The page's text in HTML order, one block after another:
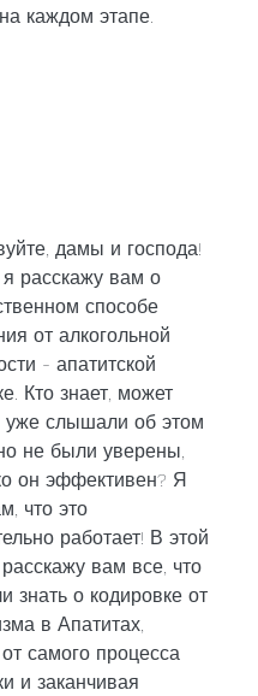
каждом этапе.
дамы и господа!
расскажу вам о
способе
от алкогольной
- апатитской
Кто знает, может
уже слышали об этом
не были уверены,
он эффективен? Я
что это
работает! В этой
вам все, что
знать о кодировке от
в Апатитах,
самого процесса
и заканчивая